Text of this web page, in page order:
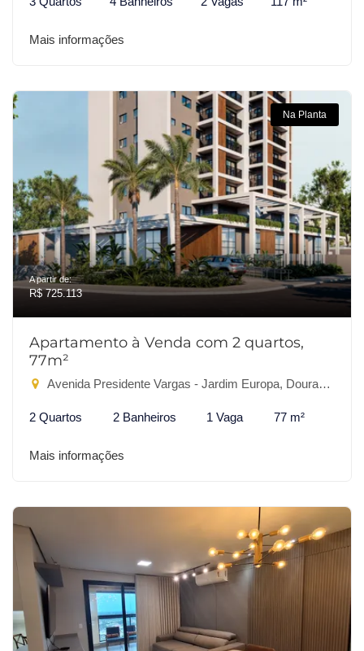
Mais informações
Na Planta
A partir de:
R$ 725.113
Apartamento à Venda com 2 quartos,
77m²
Avenida Presidente Vargas - Jardim Europa, Dourados-MS
2 Quartos 2 Banheiros 1 Vaga 77 m²
Mais informações